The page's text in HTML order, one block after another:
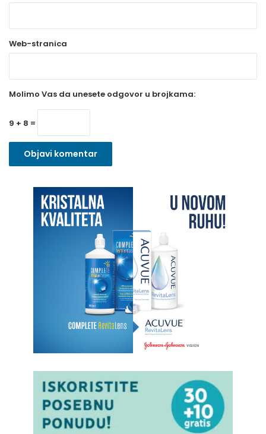
a
v
z
n
Web-stranica
Molimo Vas da unesete odgovor u brojkama:
9 + 8 =